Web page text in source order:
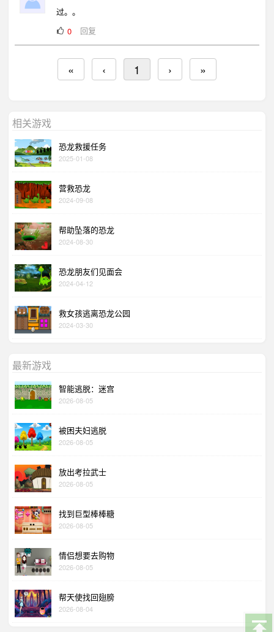
过。。
0
回复
« ‹ 1 › »
相关游戏
恐龙救援任务
2025-01-08
营救恐龙
2024-09-08
帮助坠落的恐龙
2024-08-30
恐龙朋友们见面会
2024-04-12
救女孩逃离恐龙公园
2024-03-30
最新游戏
智能逃脱：迷宫
2026-08-05
被困夫妇逃脱
2026-08-05
放出考拉武士
2026-08-05
找到巨型棒棒糖
2026-08-05
情侣想要去购物
2026-08-05
帮天使找回翅膀
2026-08-04